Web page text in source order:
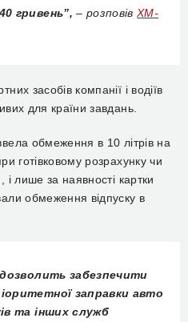
гривень”, – розповівХМ-
засобів компанії і водіїв
для країни завдань.
обмеження в 10 літрівна
готівковому розрахунку чи
і лише за наявності картки
обмеження відпуску в
забезпечити
заправки авто
та інших служб